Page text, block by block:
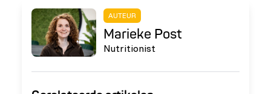
AUTEUR
Marieke Post
Nutritionist